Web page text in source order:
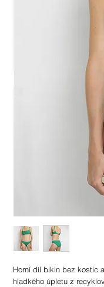
Horní díl bikin bez kostic
hladkého úpletu z